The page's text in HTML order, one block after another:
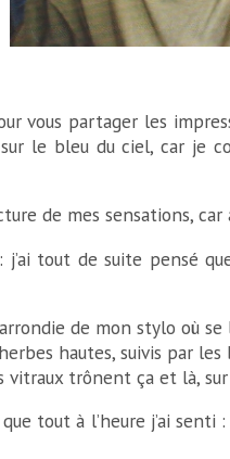
vous partager les
le bleu du ciel, car je
de mes sensations, car
tout de suite pensé
de mon stylo où se
hautes, suivis par
vitraux trônent ça et là,
tout à l’heure j’ai